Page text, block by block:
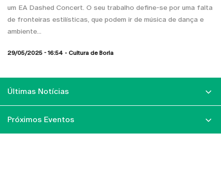
um EA Dashed Concert. O seu trabalho define-se por uma falta
de fronteiras estilísticas, que podem ir de música de dança e
ambiente...
29/05/2025 - 16:54 Cultura de Borla
Últimas Notícias
Próximos Eventos